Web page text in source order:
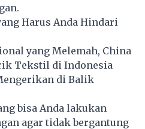
Harus Anda Hindari
yang Melemah, China
Tekstil di Indonesia
di Balik
bisa Anda lakukan
agar tidak bergantung